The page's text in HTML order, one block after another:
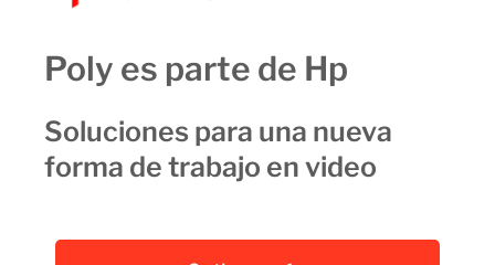
Poly es parte de Hp
Soluciones para una nueva
forma de trabajo en video